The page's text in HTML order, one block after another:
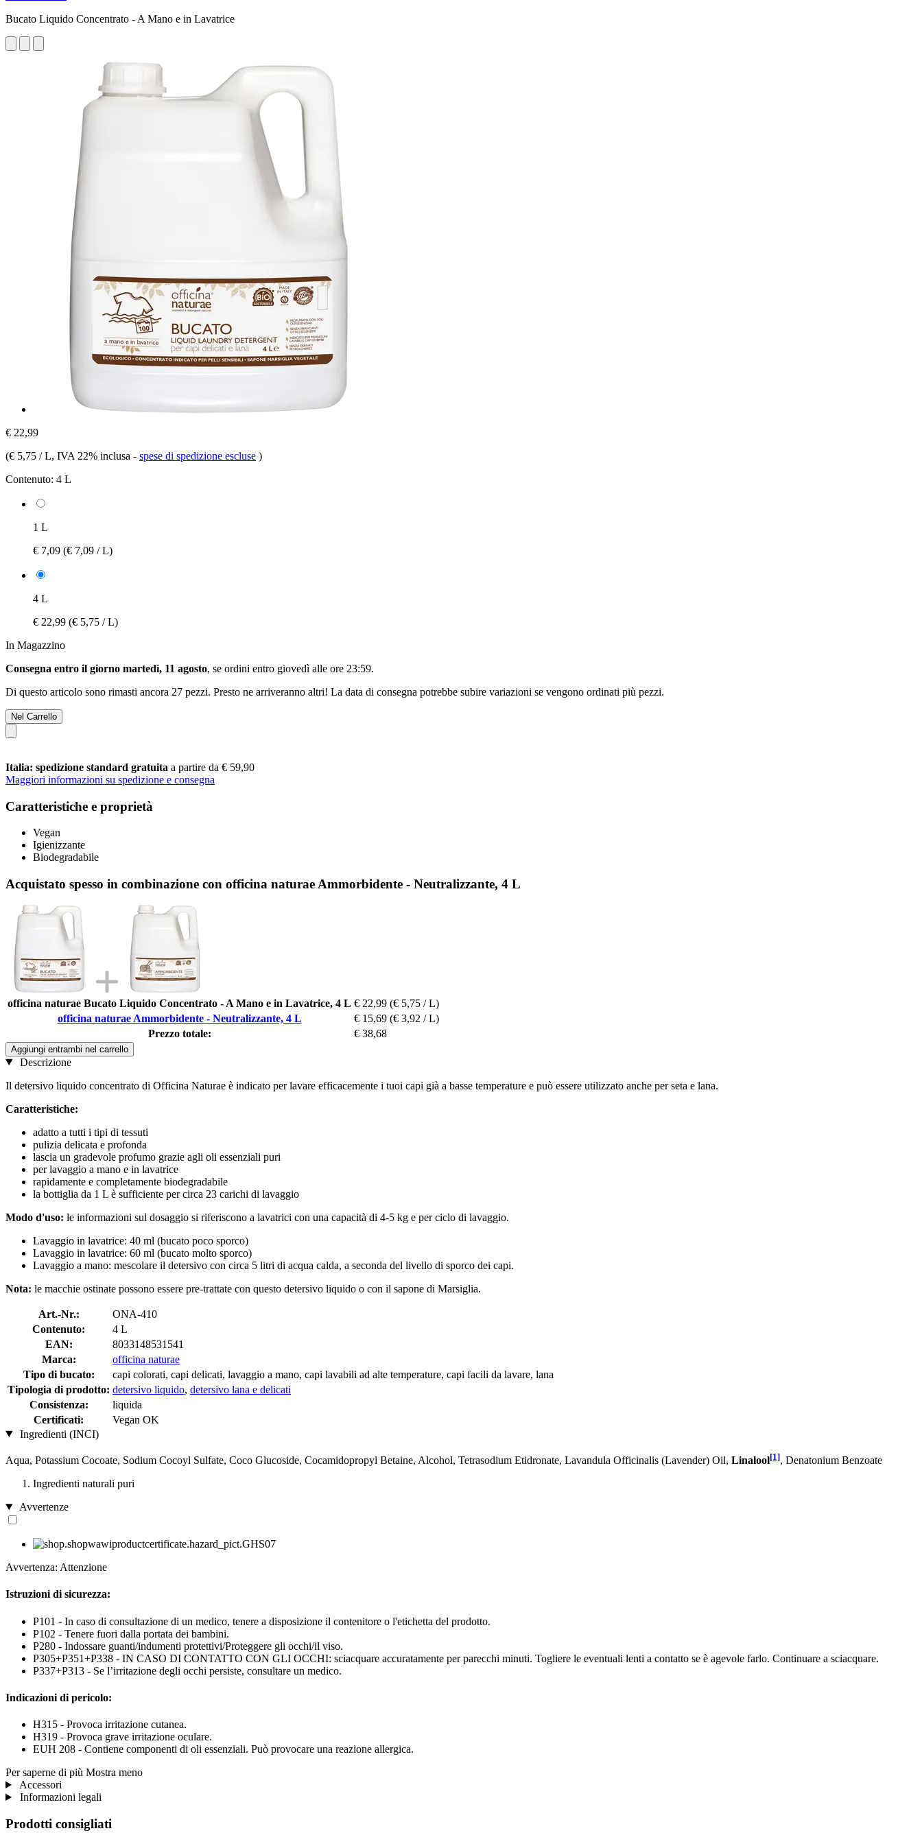
Bucato Liquido Concentrato - A Mano e in Lavatrice
€ 22,99
(€ 5,75 / L, IVA 22% inclusa - spese di spedizione escluse )
Contenuto: 4 L
1 L
€ 7,09 (€ 7,09 / L)
4 L
€ 22,99 (€ 5,75 / L)
In Magazzino
Consegna entro il giorno martedì, 11 agosto, se ordini entro giovedì alle ore 23:59.
Di questo articolo sono rimasti ancora 27 pezzi. Presto ne arriveranno altri! La data di consegna potrebbe subire variazioni se vengono ordinati più pezzi.
Nel Carrello
Italia: spedizione standard gratuita a partire da € 59,90
Maggiori informazioni su spedizione e consegna
Caratteristiche e proprietà
Vegan
Igienizzante
Biodegradabile
Acquistato spesso in combinazione con officina naturae Ammorbidente - Neutralizzante, 4 L
officina naturae Bucato Liquido Concentrato - A Mano e in Lavatrice, 4 L € 22,99 (€ 5,75 / L)
officina naturae Ammorbidente - Neutralizzante, 4 L
€ 15,69 (€ 3,92 / L)
Prezzo totale:
€ 38,68
Aggiungi entrambi nel carrello
Descrizione
Il detersivo liquido concentrato di Officina Naturae è indicato per lavare efficacemente i tuoi capi già a basse temperature e può essere utilizzato anche per seta e lana.
Caratteristiche:
adatto a tutti i tipi di tessuti
pulizia delicata e profonda
lascia un gradevole profumo grazie agli oli essenziali puri
per lavaggio a mano e in lavatrice
rapidamente e completamente biodegradabile
la bottiglia da 1 L è sufficiente per circa 23 carichi di lavaggio
Modo d'uso: le informazioni sul dosaggio si riferiscono a lavatrici con una capacità di 4-5 kg e per ciclo di lavaggio.
Lavaggio in lavatrice: 40 ml (bucato poco sporco)
Lavaggio in lavatrice: 60 ml (bucato molto sporco)
Lavaggio a mano: mescolare il detersivo con circa 5 litri di acqua calda, a seconda del livello di sporco dei capi.
Nota: le macchie ostinate possono essere pre-trattate con questo detersivo liquido o con il sapone di Marsiglia.
Art.-Nr.:
ONA-410
Contenuto:
4 L
EAN:
8033148531541
Marca:
officina naturae
Tipo di bucato:
capi colorati, capi delicati, lavaggio a mano, capi lavabili ad alte temperature, capi facili da lavare, lana
Tipologia di prodotto: detersivo liquido, detersivo lana e delicati
Consistenza:
liquida
Certificati:
Vegan OK
Ingredienti (INCI)
Aqua, Potassium Cocoate, Sodium Cocoyl Sulfate, Coco Glucoside, Cocamidopropyl Betaine, Alcohol, Tetrasodium Etidronate, Lavandula Officinalis (Lavender) Oil, Linalool[1], Denatonium Benzoate
Ingredienti naturali puri
Avvertenze
Avvertenza: Attenzione
Istruzioni di sicurezza:
P101 - In caso di consultazione di un medico, tenere a disposizione il contenitore o l'etichetta del prodotto.
P102 - Tenere fuori dalla portata dei bambini.
P280 - Indossare guanti/indumenti protettivi/Proteggere gli occhi/il viso.
P305+P351+P338 - IN CASO DI CONTATTO CON GLI OCCHI: sciacquare accuratamente per parecchi minuti. Togliere le eventuali lenti a contatto se è agevole farlo. Continuare a sciacquare.
P337+P313 - Se l’irritazione degli occhi persiste, consultare un medico.
Indicazioni di pericolo:
H315 - Provoca irritazione cutanea.
H319 - Provoca grave irritazione oculare.
EUH 208 - Contiene componenti di oli essenziali. Può provocare una reazione allergica.
Per saperne di più Mostra meno
Accessori
Informazioni legali
Prodotti consigliati